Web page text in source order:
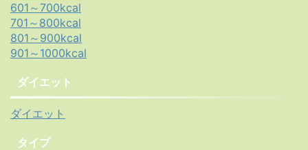
601～700kcal
701～800kcal
801～900kcal
901～1000kcal
ダイエット
ダイエット
タイプ